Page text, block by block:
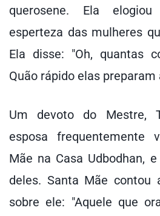
querosene. Ela
esperteza das mulheres
Ela disse: "Oh, quantas
Quão rápido elas preparam
Um devoto do Mestre,
esposa frequentemente
Mãe na Casa Udbodhan,
deles. Santa Mãe contou
sobre ele: "Aquele que